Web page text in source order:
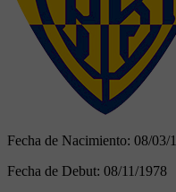
Fecha de Nacimiento: 08/03/
Fecha de Debut: 08/11/1978